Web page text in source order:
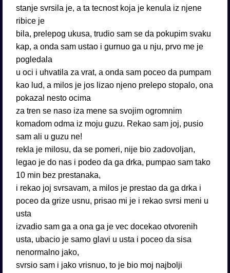
stanje svrsila je, a ta tecnost koja je kenula iz njene
ribice je
bila, prelepog ukusa, trudio sam se da pokupim svaku
kap, a onda sam ustao i gurnuo ga u nju, prvo me je
pogledala
u oci i uhvatila za vrat, a onda sam poceo da pumpam
kao lud, a milos je jos lizao njeno prelepo stopalo, ona
pokazal nesto ocima
za tren se naso iza mene sa svojim ogromnim
komadom odma iz moju guzu. Rekao sam joj, pusio
sam ali u guzu ne!
rekla je milosu, da se pomeri, nije bio zadovoljan,
legao je do nas i podeo da ga drka, pumpao sam tako
10 min bez prestanaka,
i rekao joj svrsavam, a milos je prestao da ga drka i
poceo da grize usnu, prisao mi je i rekao svrsi meni u
usta
izvadio sam ga a ona ga je vec docekao otvorenih
usta, ubacio je samo glavi u usta i poceo da sisa
nenormalno jako,
svrsio sam i jako vrisnuo, to je bio moj najbolji